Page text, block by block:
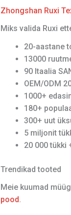
Zhongshan Ruxi
Miks valida Ruxi
20-aastane
13000
90 Itaalia
OEM/ODM
1000+
180+
300+ uut
5 miljonit
20 000 tükki
Trendikad tooted
Meie kuumad
pood.